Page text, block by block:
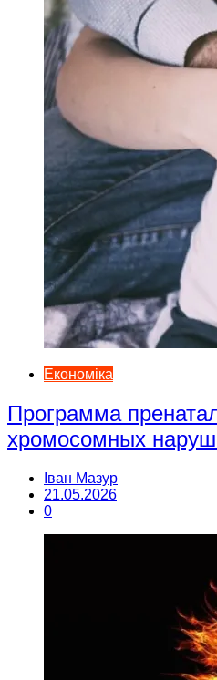
Економіка
Программа
хромосомных
Іван Мазур
21.05.2026
0